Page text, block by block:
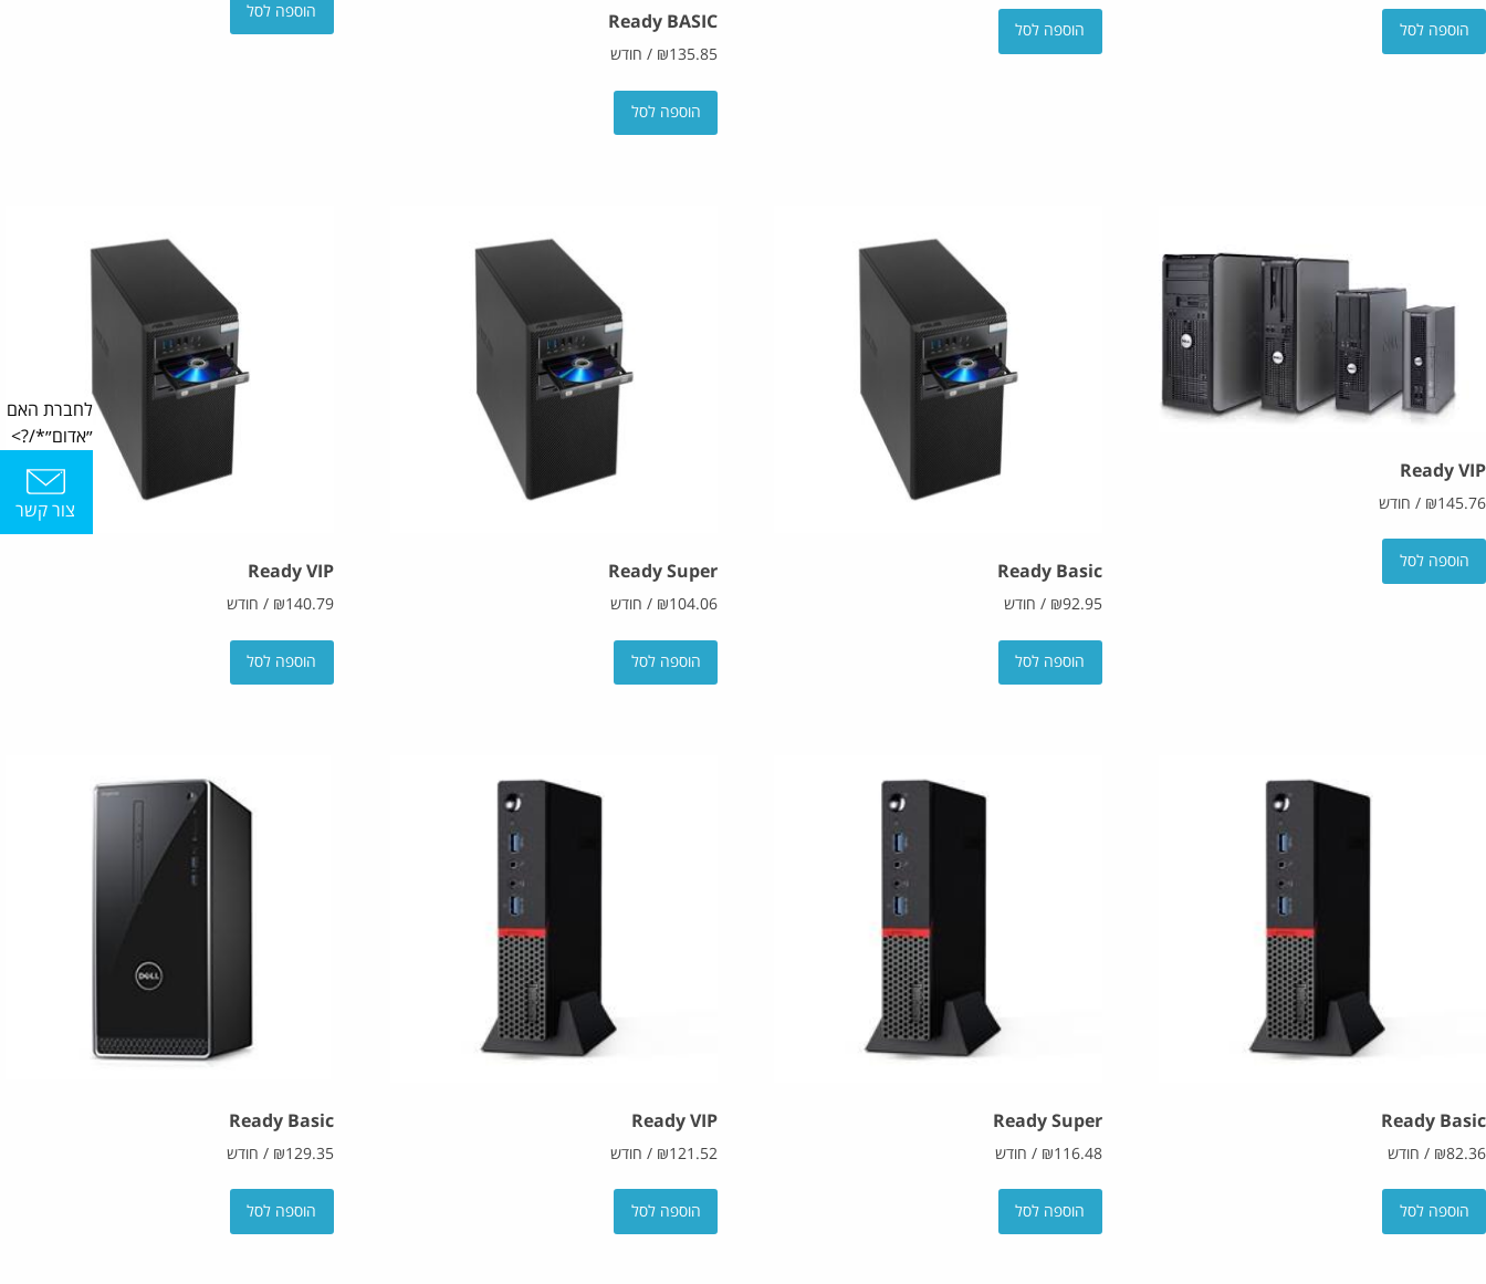
הוספה לסל הוספה לסל Ready BASIC
₪135.85
/ חודש
הוספה לסל
הוספה לסל
Ready VIP
₪145.76
/ חודש
הוספה לסל
Ready Basic
₪92.95
/ חודש
הוספה לסל
Ready Super
₪104.06
/ חודש
הוספה לסל
Ready VIP
₪140.79
/ חודש
הוספה לסל
Ready Basic
₪82.36
/ חודש
הוספה לסל
Ready Super
₪116.48
/ חודש
הוספה לסל
Ready VIP
₪121.52
/ חודש
הוספה לסל
Ready Basic
₪129.35
/ חודש
הוספה לסל
לחברת האם
״אדום״*/?>
צור קשר